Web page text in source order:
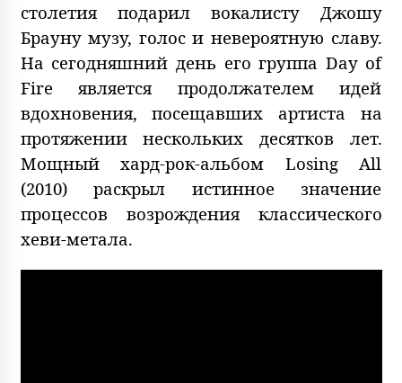
столетия подарил вокалисту Джошу
Брауну музу, голос и невероятную славу.
На сегодняшний день его группа Day of
Fire является продолжателем идей
вдохновения, посещавших артиста на
протяжении нескольких десятков лет.
Мощный хард-рок-альбом Losing All
(2010) раскрыл истинное значение
процессов возрождения классического
хеви-метала.